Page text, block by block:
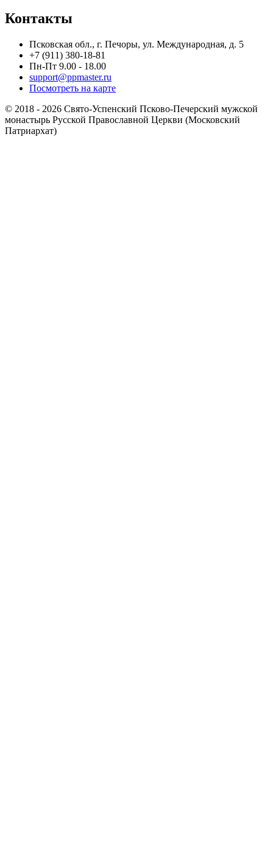
Контакты
Псковская обл., г. Печоры, ул. Международная, д. 5
+7 (911) 380-18-81
Пн-Пт 9.00 - 18.00
support@ppmaster.ru
Посмотреть на карте
© 2018 - 2026 Свято-Успенский Псково-Печерский мужской
монастырь Русской Православной Церкви (Московский
Патриархат)